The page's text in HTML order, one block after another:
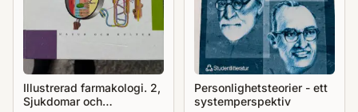
Illustrerad farmakologi. 2,
Sjukdomar och
Personlighetsteorier - ett
systemperspektiv